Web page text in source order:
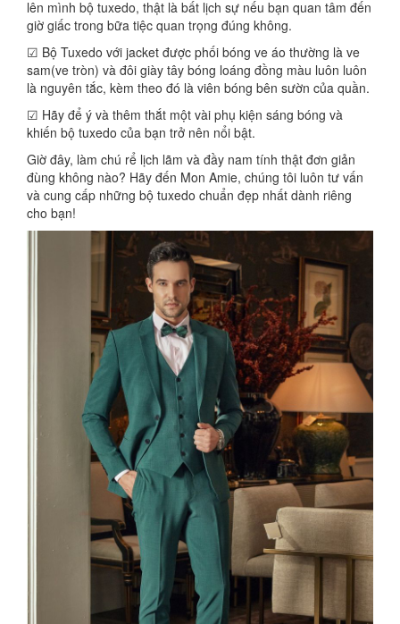
lên mình bộ tuxedo, thật là bất lịch sự nếu bạn quan tâm đến
giờ giấc trong bữa tiệc quan trọng đúng không.
☑ Bộ Tuxedo với jacket được phối bóng ve áo thường là ve
sam(ve tròn) và đôi giày tây bóng loáng đồng màu luôn luôn
là nguyên tắc, kèm theo đó là viên bóng bên sườn của quần.
☑ Hãy để ý và thêm thắt một vài phụ kiện sáng bóng và
khiến bộ tuxedo của bạn trở nên nổi bật.
Giờ đây, làm chú rể lịch lãm và đầy nam tính thật đơn giản
đùng không nào? Hãy đến Mon Amie, chúng tôi luôn tư vấn
và cung cấp những bộ tuxedo chuẩn đẹp nhất dành riêng
cho bạn!